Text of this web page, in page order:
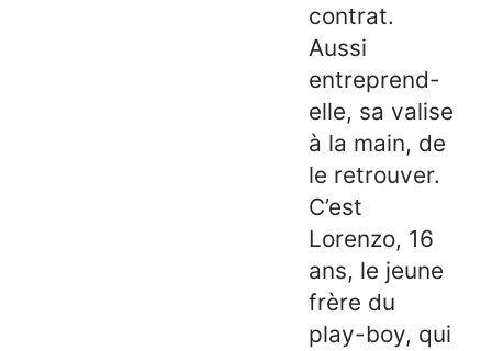
contrat.
Aussi
entreprend-
elle, sa valise
à la main, de
le retrouver.
C’est
Lorenzo, 16
ans, le jeune
frère du
play-boy, qui